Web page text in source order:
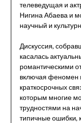
телеведущая и
Нигина Абаева и
научный и
Дискуссия,
касалась
романтическими
включая феномен
краткосрочных
которым многие
трудностями на
типичные ошибки,